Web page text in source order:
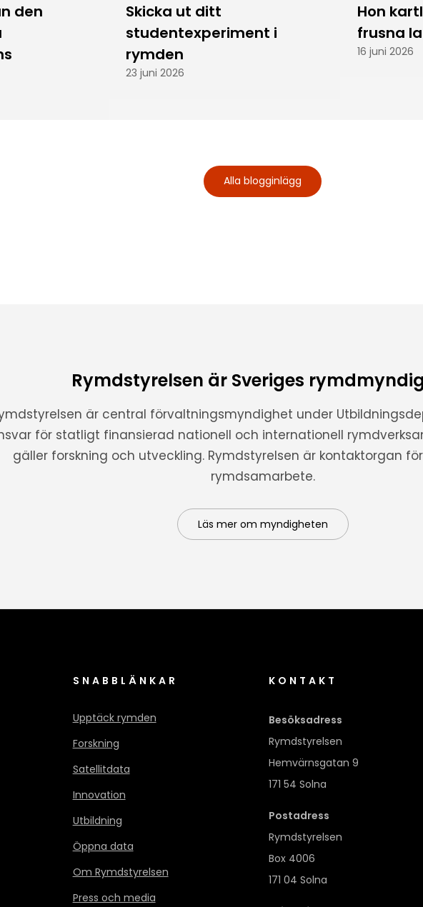
den
Skicka ut ditt
studentexperiment i
rymden
23 juni 2026
Hon
frusna
16 juni 2026
Alla blogginlägg
Rymdstyrelsen är Sveriges
är central förvaltningsmyndighet under
för statligt finansierad nationell och internationell
gäller forskning och utveckling. Rymdstyrelsen är kontaktorgan
rymdsamarbete.
Läs mer om myndigheten
SNABBLÄNKAR
Upptäck rymden
Forskning
Satellitdata
Innovation
Utbildning
Öppna data
Om Rymdstyrelsen
Press och media
KONTAKT
Besöksadress
Rymdstyrelsen
Hemvärnsgatan 9
171 54 Solna
Postadress
Rymdstyrelsen
Box 4006
171 04 Solna